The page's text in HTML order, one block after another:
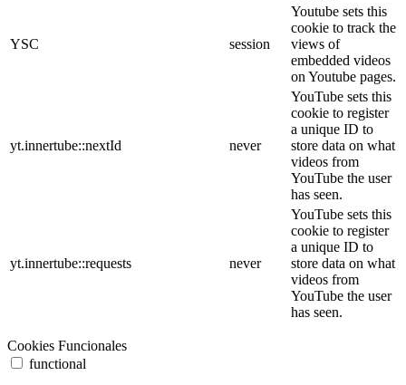
YSC session
Youtube sets this
cookie to track the
views of
embedded videos
on Youtube pages.
yt.innertube::nextId never
YouTube sets this
cookie to register
a unique ID to
store data on what
videos from
YouTube the user
has seen.
yt.innertube::requests never
YouTube sets this
cookie to register
a unique ID to
store data on what
videos from
YouTube the user
has seen.
Cookies Funcionales
functional